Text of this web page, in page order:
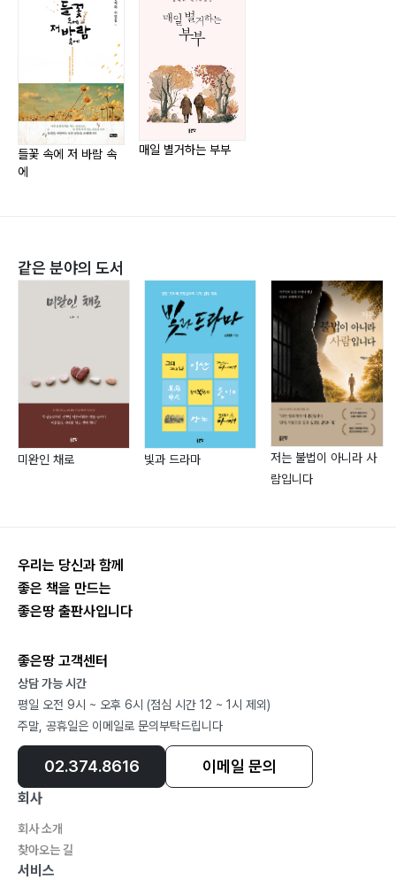
행복의 조건?60
기다리는 마음?65
행복은 그렇게 찾아옵니다?69
성묘 배낭?73
내 나이가 돼 봐라?77
어떤 미소?81
내려놓거나 버리거나?97
느리게 또는 빠르게?101
장꾼들?105
3부 하늘정원(庭園)
행운목?110
군자란 이야기?114
매미?130
그네?134
두구동 소류지?138
소나무, 개구리, 사람?146
조령관의 빗방울?150
수덕사에서?155
4부 바다 저편
체서피크에서의 하룻밤?160
그레이트 폴스 파크?164
들꽃 속에 저 바람 속
에
매일 별거하는 부부
같은 분야의 도서
미완인 채로 빛과 드라마
저는 불법이 아니라 사
람입니다
우리는 당신과 함께
좋은 책을 만드는
좋은땅 출판사입니다
좋은땅 고객센터
상담 가능 시간
평일 오전 9시 ~ 오후 6시 (점심 시간 12 ~ 1시 제외)
주말, 공휴일은 이메일로 문의부탁드립니다
02.374.8616 이메일 문의
회사
회사 소개
찾아오는 길
서비스